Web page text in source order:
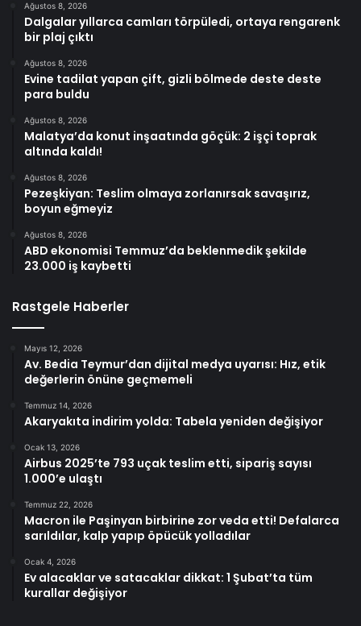
Ağustos 8, 2026
Dalgalar yıllarca camları törpüledi, ortaya rengarenk
bir plaj çıktı
Ağustos 8, 2026
Evine tadilat yapan çift, gizli bölmede deste deste
para buldu
Ağustos 8, 2026
Malatya’da konut inşaatında göçük: 2 işçi toprak
altında kaldı!
Ağustos 8, 2026
Pezeşkiyan: Teslim olmaya zorlanırsak savaşırız,
boyun eğmeyiz
Ağustos 8, 2026
ABD ekonomisi Temmuz’da beklenmedik şekilde
23.000 iş kaybetti
Rastgele Haberler
Mayıs 12, 2026
Av. Bedia Teymur’dan dijital medya uyarısı: Hız, etik
değerlerin önüne geçmemeli
Temmuz 14, 2026
Akaryakıta indirim yolda: Tabela yeniden değişiyor
Ocak 13, 2026
Airbus 2025’te 793 uçak teslim etti, sipariş sayısı
1.000’e ulaştı
Temmuz 22, 2026
Macron ile Paşinyan birbirine zor veda etti! Defalarca
sarıldılar, kalp yapıp öpücük yolladılar
Ocak 4, 2026
Ev alacaklar ve satacaklar dikkat: 1 Şubat’ta tüm
kurallar değişiyor